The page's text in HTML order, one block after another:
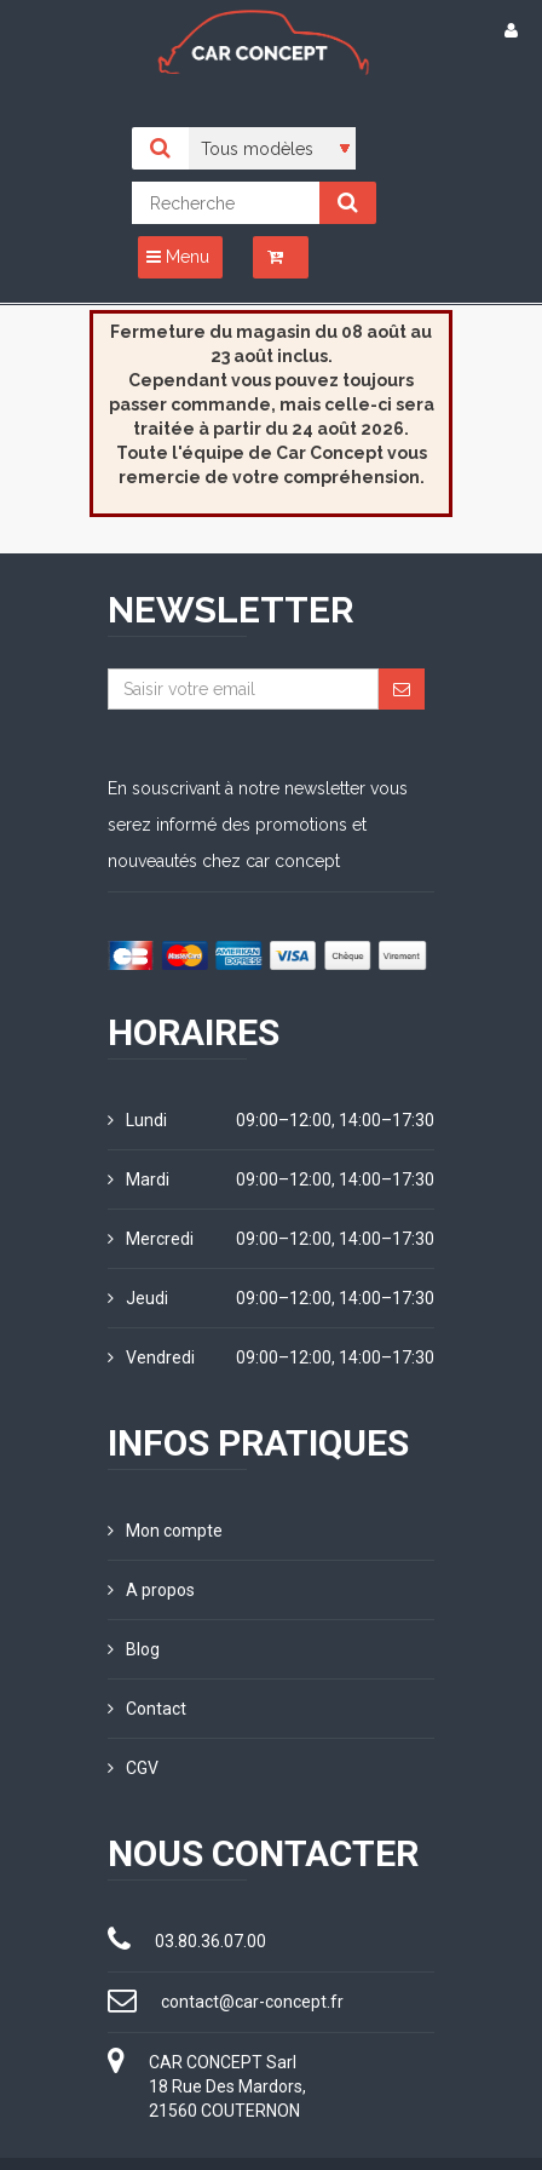
Menu
Fermeture du magasin du 08 août au
23 août inclus.
Cependant vous pouvez toujours
passer commande, mais celle-ci sera
traitée à partir du 24 août 2026.
Toute l'équipe de Car Concept vous
remercie de votre compréhension.
NEWSLETTER
En souscrivant à notre newsletter vous
serez informé des promotions et
nouveautés chez car concept
HORAIRES
Lundi 09:00–12:00, 14:00–17:30
Mardi 09:00–12:00, 14:00–17:30
Mercredi 09:00–12:00, 14:00–17:30
Jeudi 09:00–12:00, 14:00–17:30
Vendredi 09:00–12:00, 14:00–17:30
INFOS PRATIQUES
Mon compte
A propos
Blog
Contact
CGV
NOUS CONTACTER
03.80.36.07.00
contact@car-concept.fr
CAR CONCEPT Sarl
18 Rue Des Mardors,
21560 COUTERNON